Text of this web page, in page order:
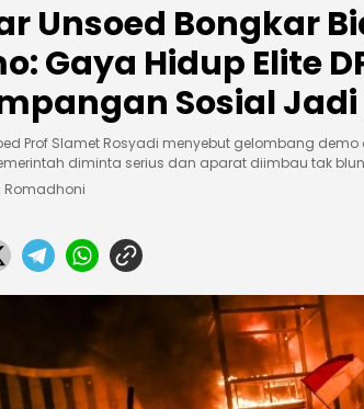
Unsoed Bongkar
Gaya Hidup Elite
Sosial
Prof Slamet Rosyadi menyebut gelombang
diminta serius dan aparat diimbau tak
Romadhoni